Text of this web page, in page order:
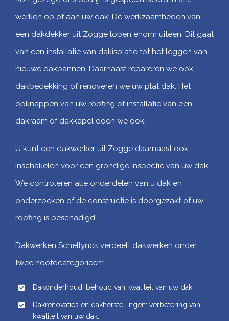
werken op of aan uw dak. De werkzaamheden van
een dakdekker uit Zogge lopen enorm uiteen. Dit gaat
van een installatie van dakisolatie tot het leggen van
nieuwe dakpannen. Daarnaast repareren we ook
dakbedekking of renoveren we uw plat dak. Het
opknappen van uw roofing of installatie van een
dakraam of dakkapel doen we ook!
U kunt een dakwerker uit Zogge daarnaast ook
inschakelen voor een grondige inspectie van uw dak.
We controleren alle onderdelen van u dak en
onderzoeken of de constructie is doorgezakt of uw
roofing is beschadigd.
Dakwerken Schellynck verdeelt dakwerken onder
twee hoofdcategorieën:
Dakonderhoud: behoud van kwaliteit van uw dak.
Dakrenovaties en dakherstellingen: verbetering van
kwaliteit van uw dak.